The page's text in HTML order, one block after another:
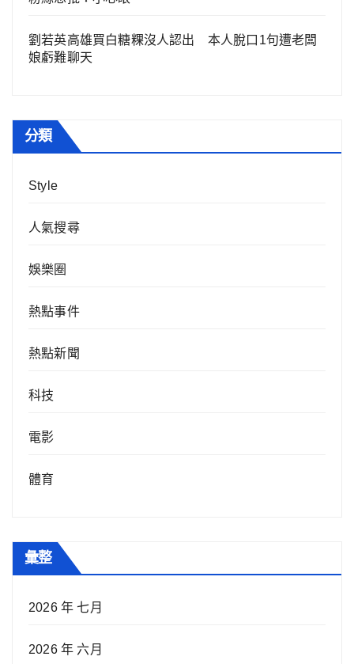
劉若英高雄買白糖粿沒人認出 本人脫口1句遭老闆
娘虧難聊天
分類
Style
人氣搜尋
娛樂圈
熱點事件
熱點新聞
科技
電影
體育
彙整
2026 年 七月
2026 年 六月